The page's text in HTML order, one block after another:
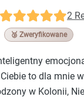
2
🥉 Zweryfikowane
to dla mnie
w Kolonii,